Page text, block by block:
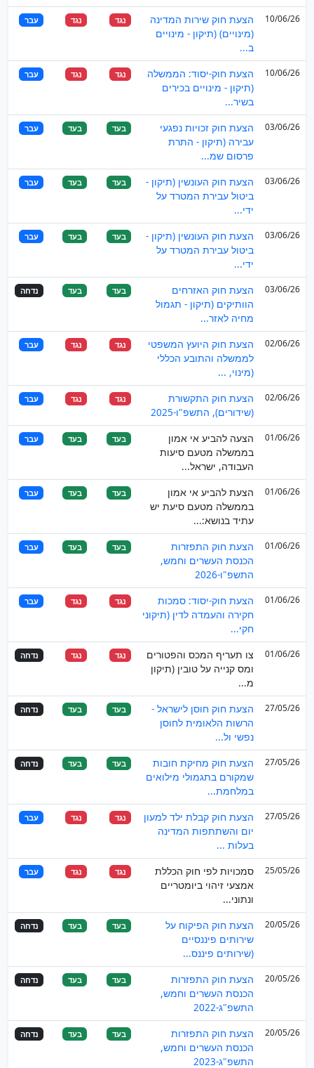
10/06/26
הצעת חוק שירות המדינה
(מינויים) (תיקון - מינויים
ב...
נגד נגד עבר
10/06/26
הצעת חוק-יסוד: הממשלה
(תיקון - מינויים בכירים
בשיר...
נגד נגד עבר
03/06/26
הצעת חוק זכויות נפגעי
עבירה (תיקון - התרת
פרסום שמ...
בעד בעד עבר
03/06/26
הצעת חוק העונשין (תיקון -
ביטול עבירת המטרד על
ידי...
בעד בעד עבר
03/06/26
הצעת חוק העונשין (תיקון -
ביטול עבירת המטרד על
ידי...
בעד בעד עבר
03/06/26
הצעת חוק האזרחים
הוותיקים (תיקון - תגמול
מחיה לאזר...
בעד בעד נדחה
02/06/26
הצעת חוק היועץ המשפטי
לממשלה והתובע הכללי
(מינוי, ...
נגד נגד עבר
02/06/26
הצעת חוק התקשורת
(שידורים), התשפ"ו-2025
נגד נגד עבר
01/06/26
הצעה להביע אי אמון
בממשלה מטעם סיעות
העבודה, ישראל...
בעד בעד עבר
01/06/26
הצעת להביע אי אמון
בממשלה מטעם סיעת יש
עתיד בנושא:...
בעד בעד עבר
01/06/26
הצעת חוק התפזרות
הכנסת העשרים וחמש,
התשפ"ו-2026
בעד בעד עבר
01/06/26
הצעת חוק-יסוד: סמכות
חקירה והעמדה לדין (תיקוני
חקי...
נגד נגד עבר
01/06/26
צו תעריף המכס והפטורים
ומס קנייה על טובין (תיקון
מ...
נגד נגד נדחה
27/05/26
הצעת חוק חוסן לישראל -
הרשות הלאומית לחוסן
נפשי ול...
בעד בעד נדחה
27/05/26
הצעת חוק מחיקת חובות
שמקורם בתגמולי מילואים
במלחמת...
בעד בעד נדחה
27/05/26
הצעת חוק קבלת ילד למעון
יום והשתתפות המדינה
בעלות ...
נגד נגד עבר
25/05/26
סמכויות לפי חוק הכללת
אמצעי זיהוי ביומטריים
ונתוני...
נגד נגד עבר
20/05/26
הצעת חוק הפיקוח על
שירותים פיננסיים
(שירותים פיננס...
בעד בעד נדחה
20/05/26
הצעת חוק התפזרות
הכנסת העשרים וחמש,
התשפ"ג-2022
בעד בעד נדחה
20/05/26
הצעת חוק התפזרות
הכנסת העשרים וחמש,
התשפ"ג-2023
בעד בעד נדחה